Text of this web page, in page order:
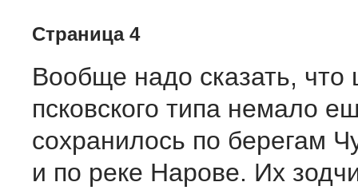
Страница 4
Вообще надо сказать, что
псковского типа немало
сохранилось по берегам
и по реке Нарове. Их